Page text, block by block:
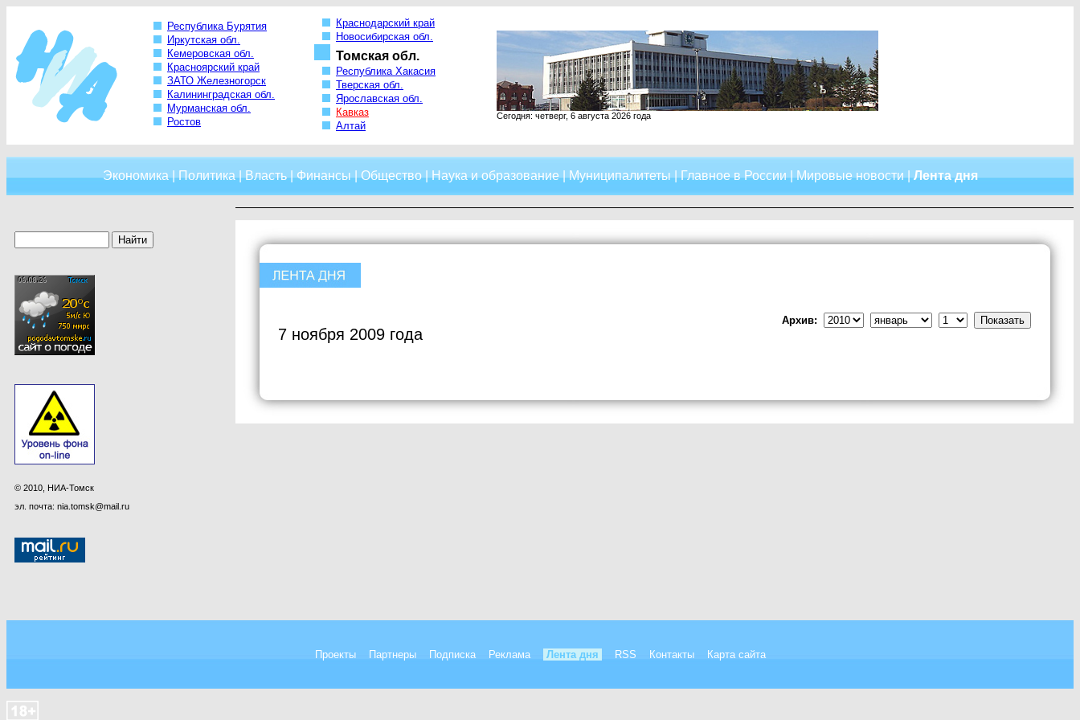
Республика Бурятия
Иркутская обл.
Кемеровская обл.
Красноярский край
ЗАТО Железногорск
Калининградская обл.
Мурманская обл.
Ростов
Краснодарский край
Новосибирская обл.
Томская обл.
Республика Хакасия
Тверская обл.
Ярославская обл.
Кавказ
Алтай
Сегодня: четверг, 6 августа 2026 года
Экономика|Политика|Власть|Финансы|Общество|Наука и образование|Муниципалитеты|Главное в России|Мировые новости|Лента дня
© 2010, НИА-Томск
эл. почта: nia.tomsk@mail.ru
7 ноября 2009 года
Архив:
Проекты Партнеры Подписка Реклама Лента дня RSS Контакты Карта сайта